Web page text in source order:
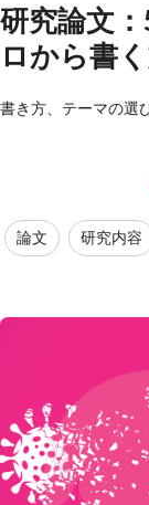
研究論文
ロから書
書き方、テーマの選
論文 研究内容